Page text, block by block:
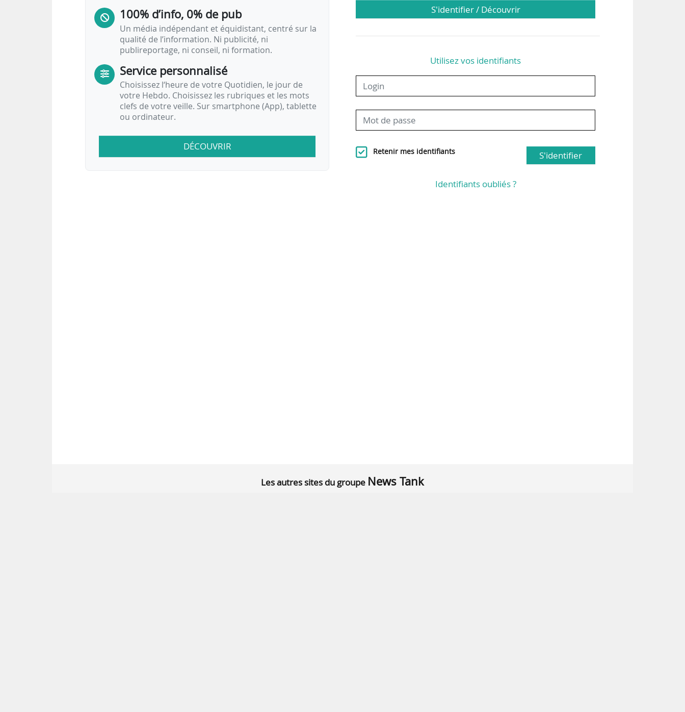
100% d’info, 0% de pub
Un média indépendant et équidistant, centré sur la
qualité de l’information. Ni publicité, ni
publireportage, ni conseil, ni formation.
Service personnalisé
Choisissez l‘heure de votre Quotidien, le jour de
votre Hebdo. Choisissez les rubriques et les mots
clefs de votre veille. Sur smartphone (App), tablette
ou ordinateur.
DÉCOUVRIR
S'identifier / Découvrir
Utilisez vos identifiants
Retenir mes identifiants S'identifier
Identifiants oubliés ?
Les autres sites du groupe News Tank